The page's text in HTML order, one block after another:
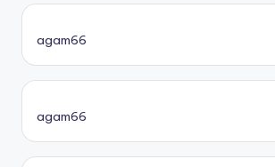
agam66
agam66